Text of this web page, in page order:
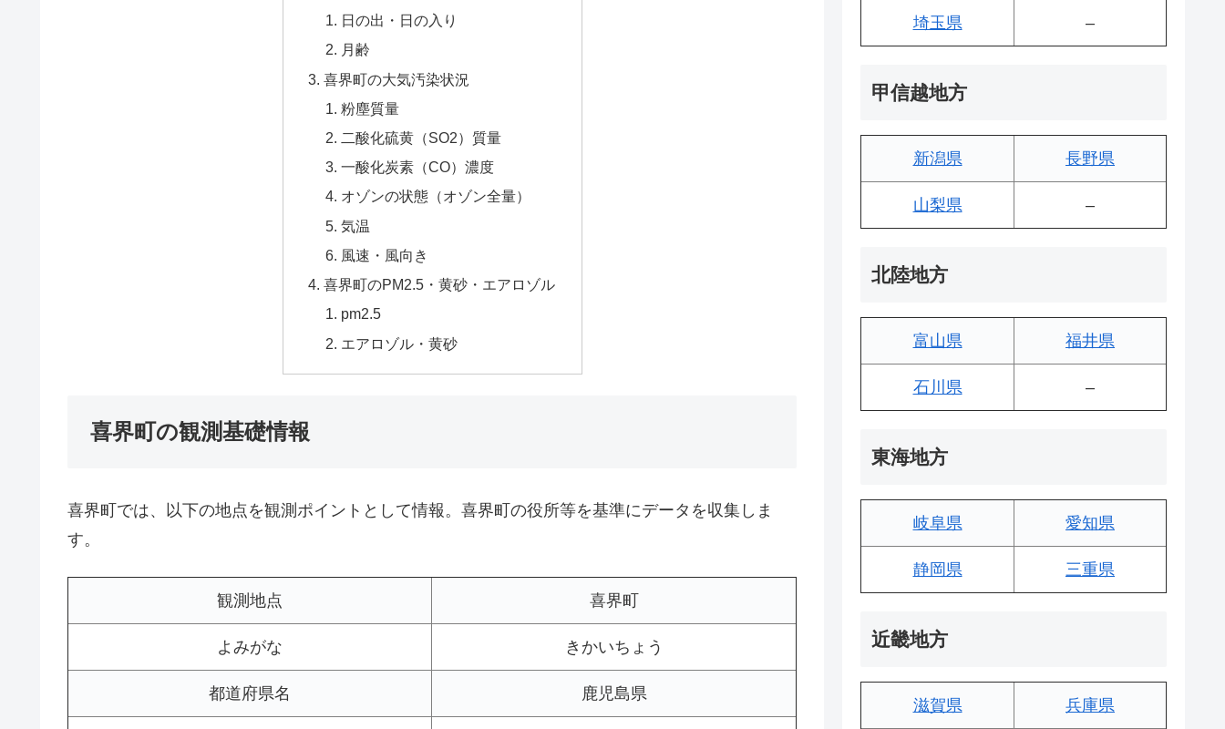
日の出・日の入り
月齢
喜界町の大気汚染状況
粉塵質量
二酸化硫黄（SO2）質量
一酸化炭素（CO）濃度
オゾンの状態（オゾン全量）
気温
風速・風向き
喜界町のPM2.5・黄砂・エアロゾル
pm2.5
エアロゾル・黄砂
喜界町の観測基礎情報
喜界町では、以下の地点を観測ポイントとして情報。喜界町の役所等を基準にデータを収集しま
す。
観測地点 喜界町
よみがな きかいちょう
都道府県名 鹿児島県
埼玉県 –
甲信越地方
新潟県 長野県
山梨県 –
北陸地方
富山県 福井県
石川県 –
東海地方
岐阜県 愛知県
静岡県 三重県
近畿地方
滋賀県 兵庫県